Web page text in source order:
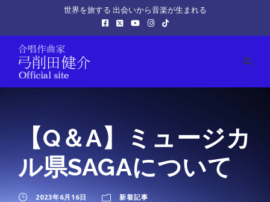
世界を旅する 出会いから音楽が生まれる
【Q＆A】ミュージカ
ル県SAGAについて
2023年6月16日 新着記事